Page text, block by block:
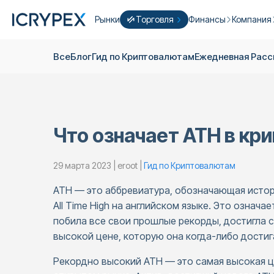
Рынки
Торговля
PRO Торговля
P2P Торговля
Финансы Компания
ВсеБлогГид по КриптовалютамЕжедневная
Что означает ATH в
29 марта 2023 | eroot | Гид по Криптовалютам
ATH — это аббревиатура, обозначающая
All Time High на английском языке. Это
побила все свои прошлые рекорды, достигла
высокой цене, которую она когда-либо
Рекордно высокий ATH — это самая высокая